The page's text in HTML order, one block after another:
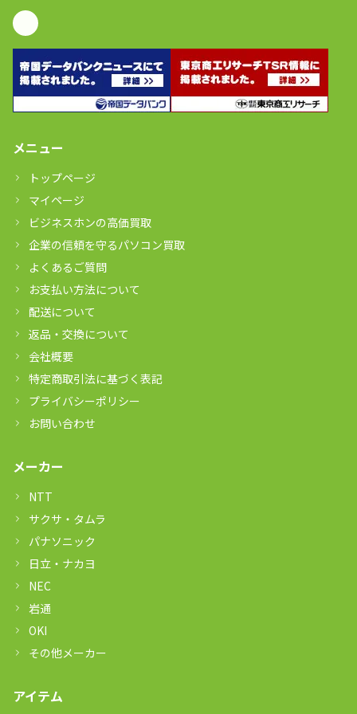
メニュー
トップページ
マイページ
ビジネスホンの高価買取
企業の信頼を守るパソコン買取
よくあるご質問
お支払い方法について
配送について
返品・交換について
会社概要
特定商取引法に基づく表記
プライバシーポリシー
お問い合わせ
メーカー
NTT
サクサ・タムラ
パナソニック
日立・ナカヨ
NEC
岩通
OKI
その他メーカー
アイテム